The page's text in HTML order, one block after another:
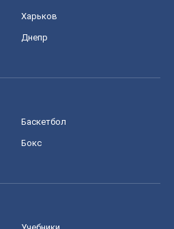
Харьков
Днепр
Баскетбол
Бокс